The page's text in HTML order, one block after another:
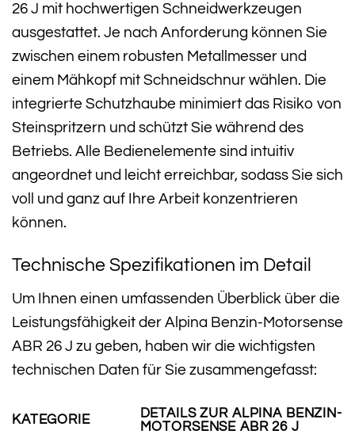
26 J mit hochwertigen Schneidwerkzeugen
ausgestattet. Je nach Anforderung können Sie
zwischen einem robusten Metallmesser und
einem Mähkopf mit Schneidschnur wählen. Die
integrierte Schutzhaube minimiert das Risiko von
Steinspritzern und schützt Sie während des
Betriebs. Alle Bedienelemente sind intuitiv
angeordnet und leicht erreichbar, sodass Sie sich
voll und ganz auf Ihre Arbeit konzentrieren
können.
Technische Spezifikationen im Detail
Um Ihnen einen umfassenden Überblick über die
Leistungsfähigkeit der Alpina Benzin-Motorsense
ABR 26 J zu geben, haben wir die wichtigsten
technischen Daten für Sie zusammengefasst:
KATEGORIE
DETAILS ZUR ALPINA BENZIN-
MOTORSENSE ABR 26 J